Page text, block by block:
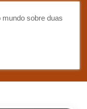
mundo sobre duas